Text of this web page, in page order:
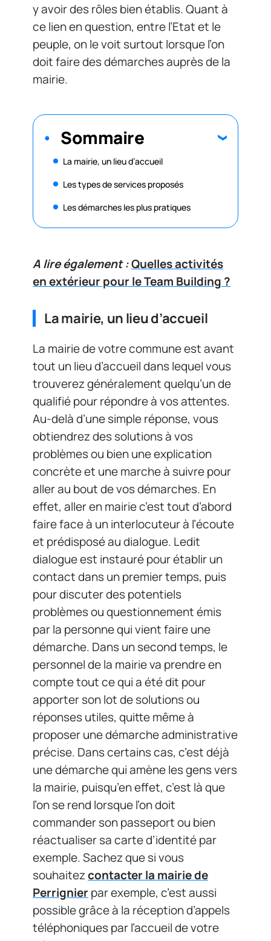
y avoir des rôles bien établis. Quant à
ce lien en question, entre l’Etat et le
peuple, on le voit surtout lorsque l’on
doit faire des démarches auprès de la
mairie.
Sommaire
La mairie, un lieu d’accueil
Les types de services proposés
Les démarches les plus pratiques
A lire également :Quelles activités
en extérieur pour le Team Building ?
La mairie, un lieu d’accueil
La mairie de votre commune est avant
tout un lieu d’accueil dans lequel vous
trouverez généralement quelqu’un de
qualifié pour répondre à vos attentes.
Au-delà d’une simple réponse, vous
obtiendrez des solutions à vos
problèmes ou bien une explication
concrète et une marche à suivre pour
aller au bout de vos démarches. En
effet, aller en mairie c’est tout d’abord
faire face à un interlocuteur à l’écoute
et prédisposé au dialogue. Ledit
dialogue est instauré pour établir un
contact dans un premier temps, puis
pour discuter des potentiels
problèmes ou questionnement émis
par la personne qui vient faire une
démarche. Dans un second temps, le
personnel de la mairie va prendre en
compte tout ce qui a été dit pour
apporter son lot de solutions ou
réponses utiles, quitte même à
proposer une démarche administrative
précise. Dans certains cas, c’est déjà
une démarche qui amène les gens vers
la mairie, puisqu’en effet, c’est là que
l’on se rend lorsque l’on doit
commander son passeport ou bien
réactualiser sa carte d’identité par
exemple. Sachez que si vous
souhaitezcontacter la mairie de
Perrignierpar exemple, c’est aussi
possible grâce à la réception d’appels
téléphoniques par l’accueil de votre